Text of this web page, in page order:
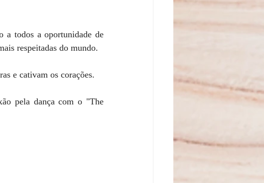
a todos a oportunidade de
respeitadas do mundo.
e cativam os corações.
pela dança com o "The